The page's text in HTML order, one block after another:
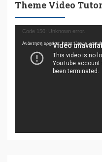
Theme Video
Πρόγραμμα
Αναπαραγωγής
Βίντεο
Code 150: Unknown error.
Ανάκτηση αρχείου: https://